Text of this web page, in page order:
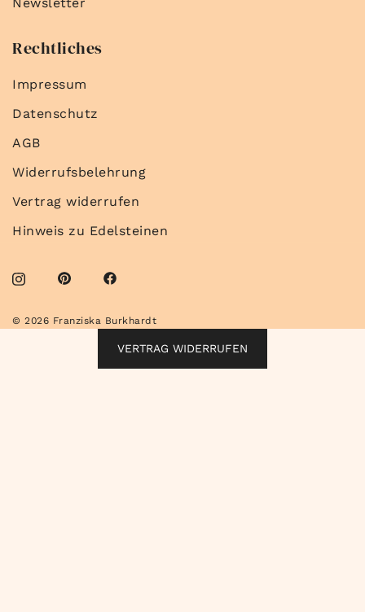
Rechtliches
Impressum
Datenschutz
AGB
Widerrufsbelehrung
Vertrag widerrufen
Hinweis zu Edelsteinen
© 2026 Franziska Burkhardt
VERTRAG WIDERRUFEN